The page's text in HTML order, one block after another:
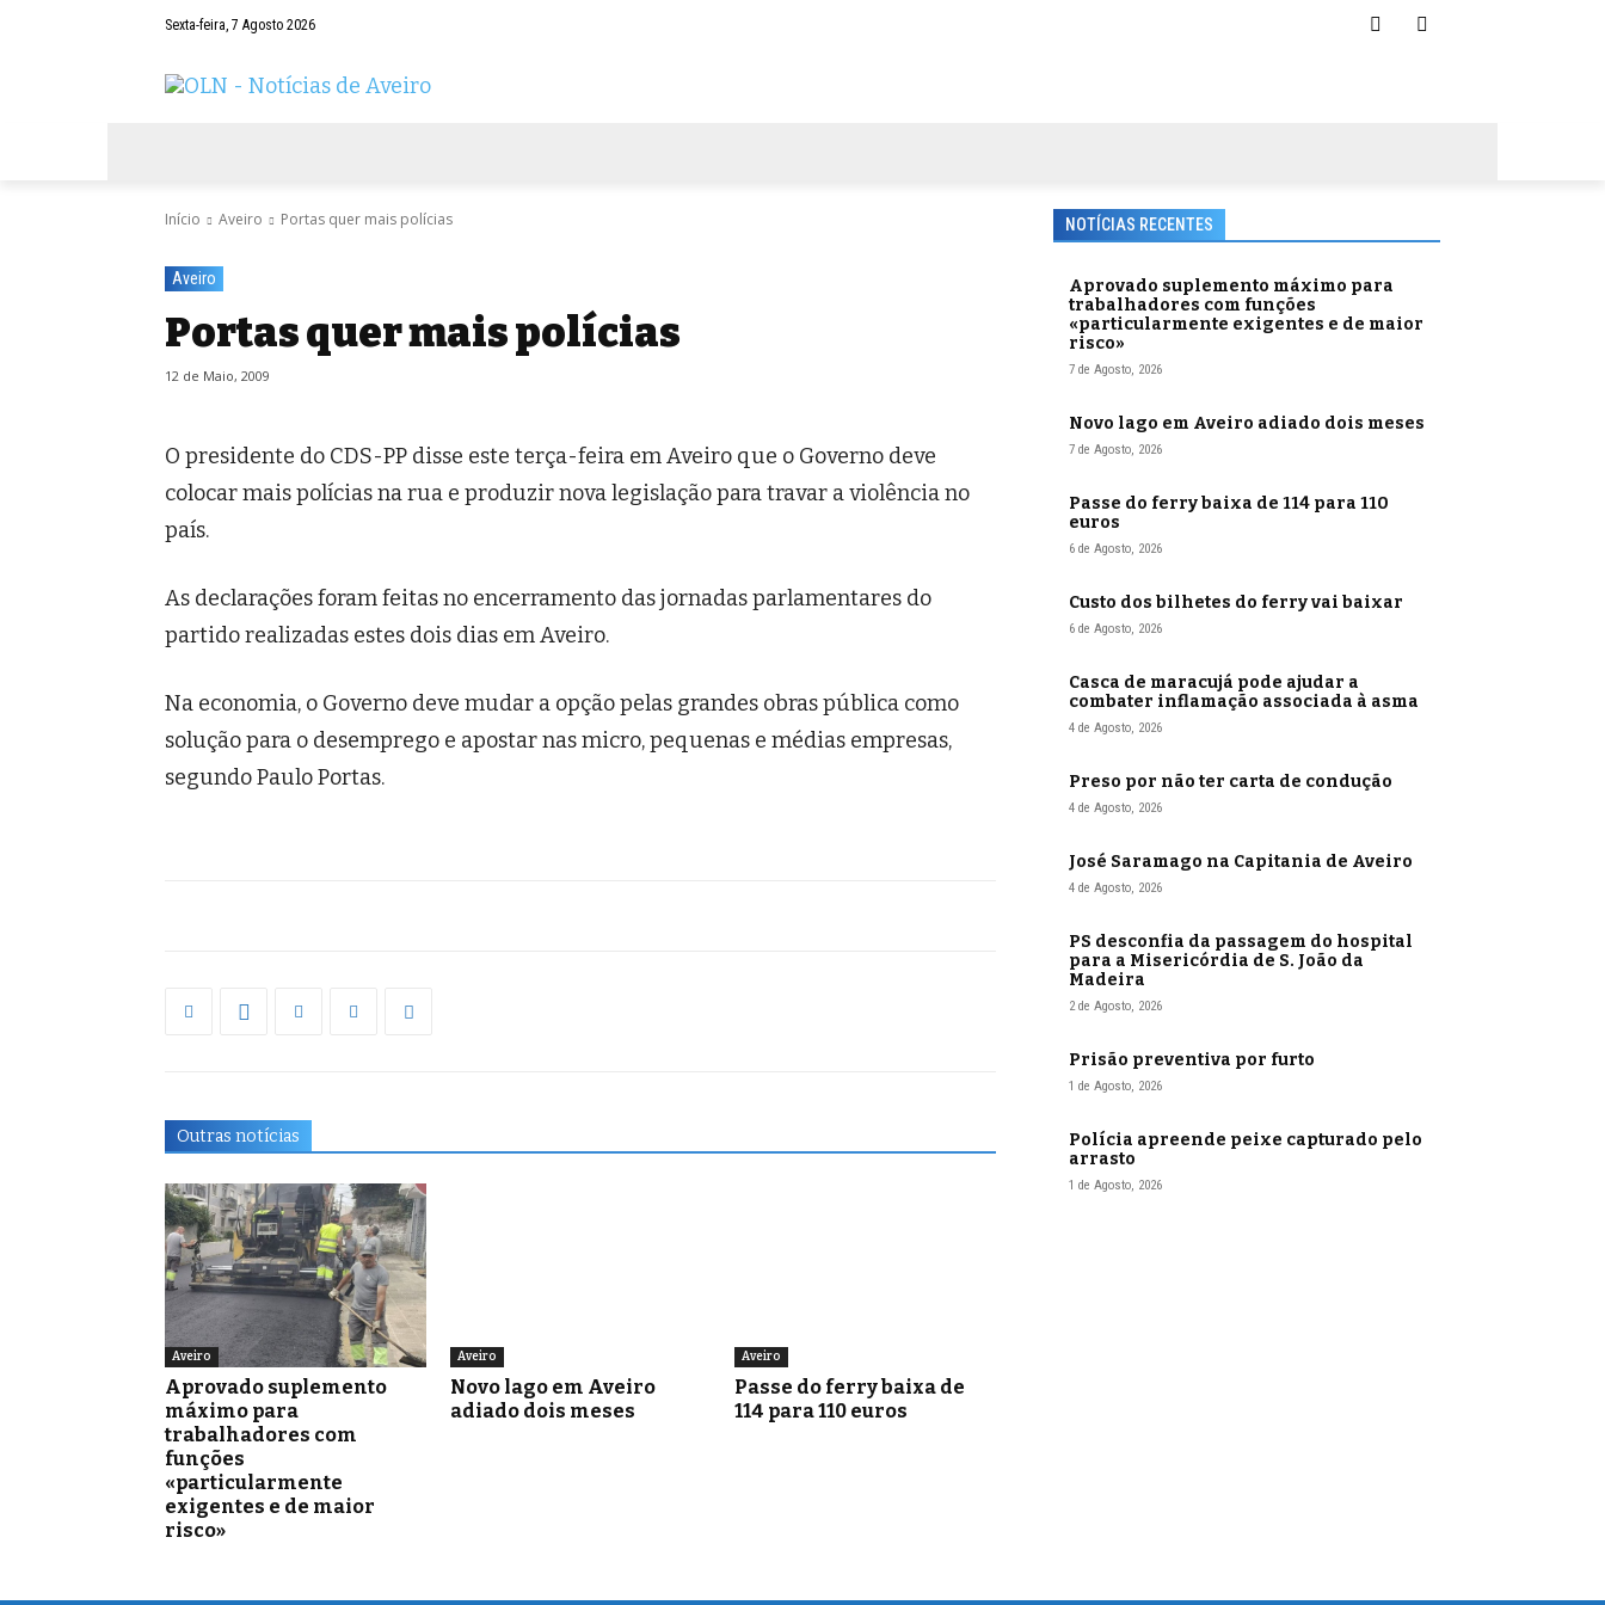
Sexta-feira, 7 Agosto 2026
Início Aveiro Portas quer mais polícias
Aveiro
Portas quer mais polícias
12 de Maio, 2009
O presidente do CDS-PP disse este terça-feira em Aveiro que o Governo deve
colocar mais polícias na rua e produzir nova legislação para travar a violência no
país.
As declarações foram feitas no encerramento das jornadas parlamentares do
partido realizadas estes dois dias em Aveiro.
Na economia, o Governo deve mudar a opção pelas grandes obras pública como
solução para o desemprego e apostar nas micro, pequenas e médias empresas,
segundo Paulo Portas.
Outras notícias
Aveiro
Aprovado suplemento
máximo para
trabalhadores com
funções
«particularmente
exigentes e de maior
risco»
Aveiro
Novo lago em Aveiro
adiado dois meses
Aveiro
Passe do ferry baixa de
114 para 110 euros
NOTÍCIAS RECENTES
Aprovado suplemento máximo para
trabalhadores com funções
«particularmente exigentes e de maior
risco»
7 de Agosto, 2026
Novo lago em Aveiro adiado dois meses
7 de Agosto, 2026
Passe do ferry baixa de 114 para 110
euros
6 de Agosto, 2026
Custo dos bilhetes do ferry vai baixar
6 de Agosto, 2026
Casca de maracujá pode ajudar a
combater inflamação associada à asma
4 de Agosto, 2026
Preso por não ter carta de condução
4 de Agosto, 2026
José Saramago na Capitania de Aveiro
4 de Agosto, 2026
PS desconfia da passagem do hospital
para a Misericórdia de S. João da
Madeira
2 de Agosto, 2026
Prisão preventiva por furto
1 de Agosto, 2026
Polícia apreende peixe capturado pelo
arrasto
1 de Agosto, 2026